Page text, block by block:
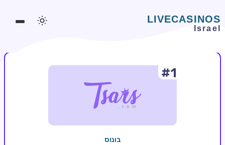
משחקים אונליין
#1
בונוס